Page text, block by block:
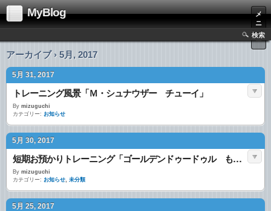
MyBlog
メ
ニ
ュ
ー
検索
アーカイブ › 5月, 2017
5月 31, 2017
トレーニング風景「Ｍ・シュナウザー チューイ」
By mizuguchi
カテゴリー: お知らせ
5月 30, 2017
短期お預かりトレーニング「ゴールデンドゥードゥル もこ」
By mizuguchi
カテゴリー: お知らせ, 未分類
5月 25, 2017